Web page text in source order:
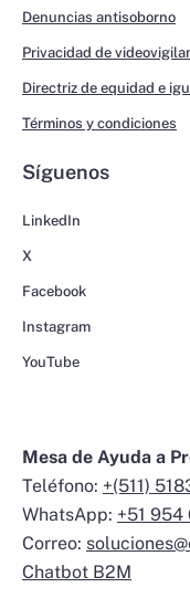
Denuncias antisoborno
Privacidad de
Directriz de equidad e
Términos y condiciones
Síguenos
LinkedIn
X
Facebook
Instagram
YouTube
Mesa de Ayuda a
Teléfono: +(511)
WhatsApp: +51 954
Correo:
Chatbot B2M